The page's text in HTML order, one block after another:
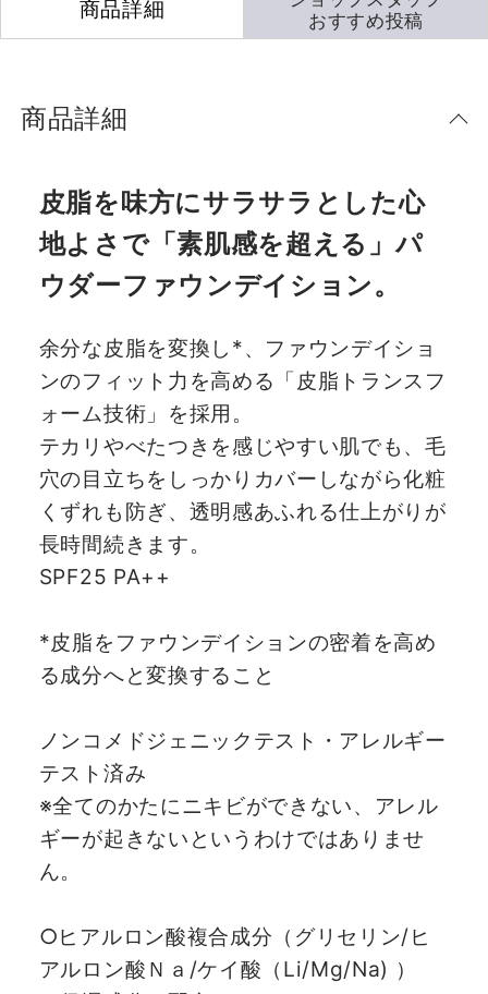
商品詳細
商品詳細
皮脂を味方にサラサラとした心
地よさで「素肌感を超える」パ
ウダーファウンデイション。
余分な皮脂を変換し*、ファウンデイショ
ンのフィット力を高める「皮脂トランスフ
ォーム技術」を採用。
テカリやべたつきを感じやすい肌でも、毛
穴の目立ちをしっかりカバーしながら化粧
くずれも防ぎ、透明感あふれる仕上がりが
長時間続きます。
SPF25 PA++
*皮脂をファウンデイションの密着を高め
る成分へと変換すること
ノンコメドジェニックテスト・アレルギー
テスト済み
※全てのかたにニキビができない、アレル
ギーが起きないというわけではありませ
ん。
○ヒアルロン酸複合成分（グリセリン/ヒ
アルロン酸Ｎａ/ケイ酸（Li/Mg/Na) ）
おすすめ投稿